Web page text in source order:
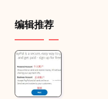
编辑推荐